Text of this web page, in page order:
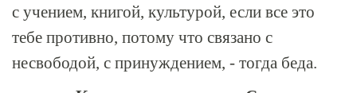
с учением, книгой, культурой, если все это
тебе противно, потому что связано с
несвободой, с принуждением, - тогда беда.